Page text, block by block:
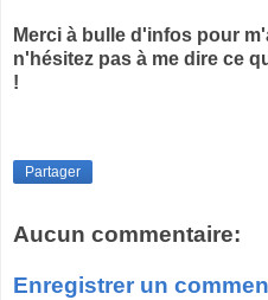
Merci à bulle d'infos pour
n'hésitez pas à me dire ce
!
Partager
Aucun commentaire:
Enregistrer un